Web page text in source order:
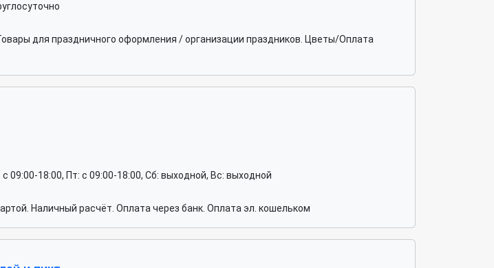
для праздничного оформления / организации праздников. Цветы/Оплата
09:00-18:00, Пт: c 09:00-18:00, Сб: выходной, Вс: выходной
Наличный расчёт. Оплата через банк. Оплата эл. кошельком